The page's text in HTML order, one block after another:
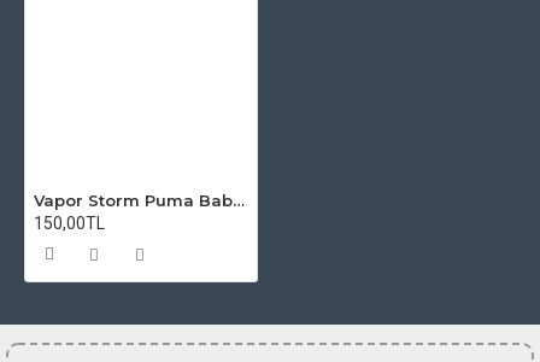
Vapor Storm Puma Baby Kit Atomizer Camı
150,00TL